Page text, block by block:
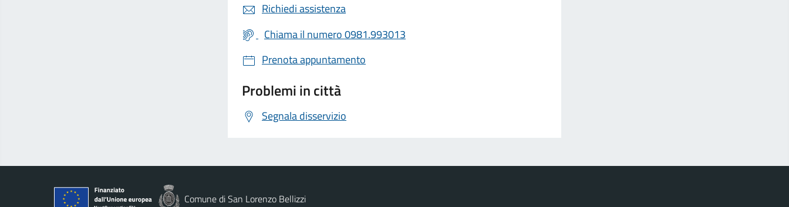
Richiedi assistenza
Chiama il numero 0981.993013
Prenota appuntamento
Problemi in città
Segnala disservizio
Comune di San Lorenzo Bellizzi